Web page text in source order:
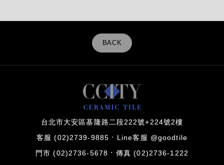
BACK
台北市大安區基隆路二段222號+224號2樓
客服 (02)2739-9885 Line客服 @goodtile
門市 (02)2736-5678 傳真 (02)2736-1222